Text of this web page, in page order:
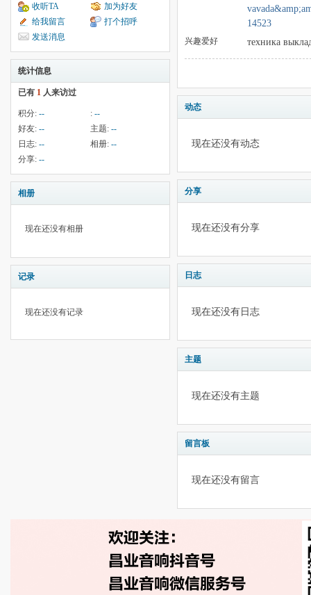
收听TA
加为好友
给我留言
打个招呼
发送消息
统计信息
已有 1 人来访过
积分: -- : --
好友: -- 主题: --
日志: -- 相册: --
分享: --
相册
现在还没有相册
记录
现在还没有记录
14523
兴趣爱好 техника
动态
现在还没有动态
分享
现在还没有分享
日志
现在还没有日志
主题
现在还没有主题
留言板
现在还没有留言